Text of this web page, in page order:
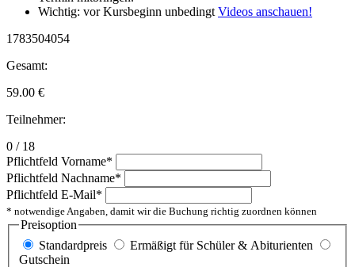
Wichtig: vor Kursbeginn unbedingt Videos anschauen!
1783504054
Gesamt:
59.00 €
Teilnehmer:
0 / 18
Pflichtfeld Vorname*
Pflichtfeld Nachname*
Pflichtfeld E-Mail*
* notwendige Angaben, damit wir die Buchung richtig zuordnen können
Preisoption
Standardpreis
Ermäßigt für Schüler & Abiturienten
Gutschein